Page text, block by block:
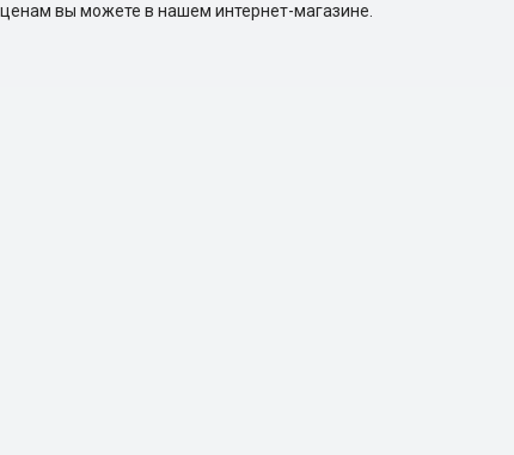
вы можете в нашем интернет-магазине.